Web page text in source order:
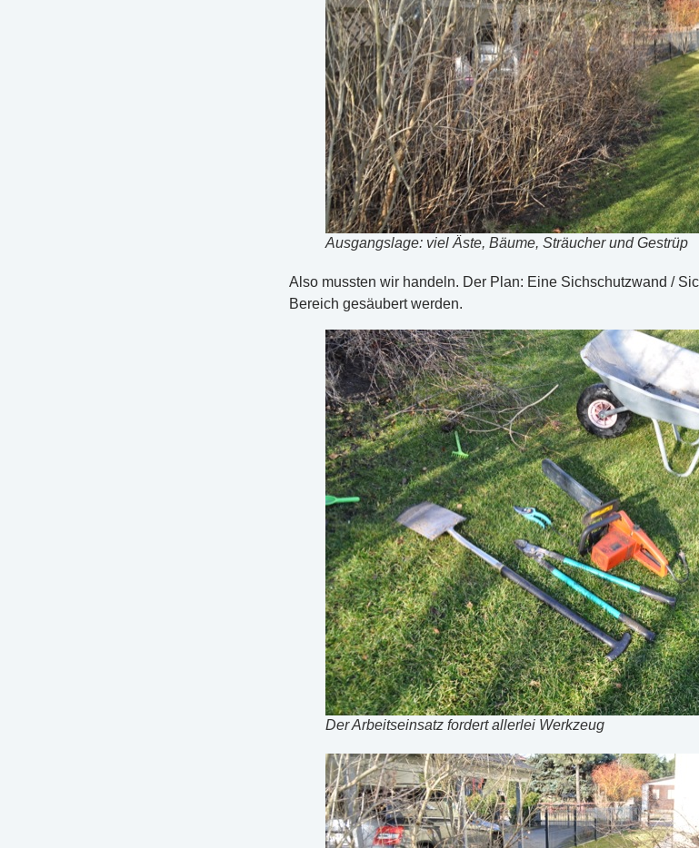
Ausgangslage: viel Äste, Bäume, Sträucher und Gestrüp
Also mussten wir handeln. Der Plan: Eine Sichschutzwand /
Bereich gesäubert werden.
Der Arbeitseinsatz fordert allerlei Werkzeug